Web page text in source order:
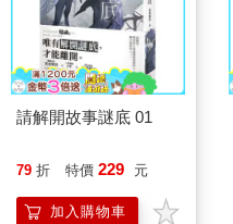
請解開故事謎底 01
79 折 特價 229 元
加入購物車